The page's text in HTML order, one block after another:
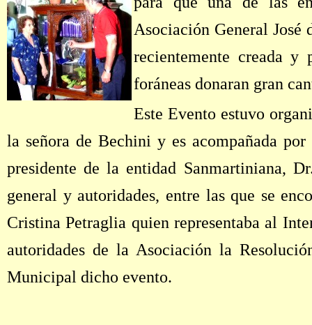
Asociación General
recientemente creada y
foráneas donaran gran
Este Evento estuvo
la señora de Bechini y es acompañada
presidente de la entidad Sanmartiniana,
general y autoridades, entre las que se
Cristina Petraglia quien representaba al
autoridades de la Asociación la
Municipal dicho evento.